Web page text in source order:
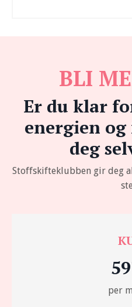
BLI
Er du klar
energien og
deg
Stoffskifteklubben gir deg
per